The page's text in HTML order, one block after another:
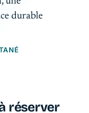
durable
réserver